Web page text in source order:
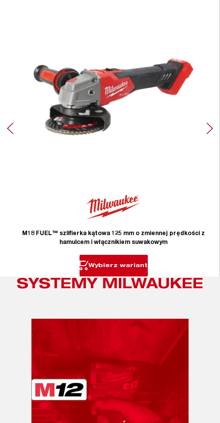
M18 FUEL™ szlifierka kątowa 125 mm o zmiennej prędkości z
hamulcem i włącznikiem suwakowym
Wybierz wariant
SYSTEMY MILWAUKEE